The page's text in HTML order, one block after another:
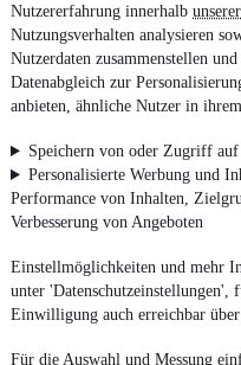
Nutzererfahrung innerhalb
Nutzungsverhalten analysieren
Nutzerdaten zusammenstellen
Datenabgleich zur
anbieten, ähnliche Nutzer in
Speichern von oder Zugriff
Personalisierte Werbung und
Performance von Inhalten,
Verbesserung von Angeboten
Einstellmöglichkeiten und mehr
unter
Einwilligung auch erreichbar
Für die Auswahl und Messung